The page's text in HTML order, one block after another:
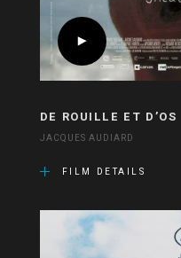
DE ROUILLE ET D’OS
JACQUES AUDIARD
FILM DETAILS